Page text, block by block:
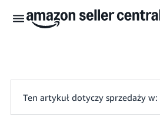
Ten artykuł dotyczy sprzedaży w: